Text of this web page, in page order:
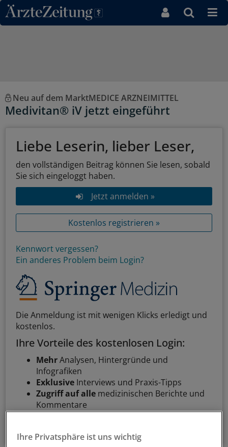
Direkt zum Inhaltsbereich
Neu auf dem MarktMEDICE ARZNEIMITTEL
Medivitan® iV jetzt eingeführt
Liebe Leserin, lieber Leser,
den vollständigen Beitrag können Sie lesen, sobald
Sie sich eingeloggt haben.
Jetzt anmelden »
Kostenlos registrieren »
Kennwort vergessen?
Ein anderes Problem beim Login?
Die Anmeldung ist mit wenigen Klicks erledigt und
kostenlos.
Ihre Vorteile des kostenlosen Login:
MehrAnalysen, Hintergründe und
Infografiken
Exklusive Interviews und Praxis-Tipps
Zugriff auf alle medizinischen Berichte und
Kommentare
Ihre Privatsphäre ist uns wichtig